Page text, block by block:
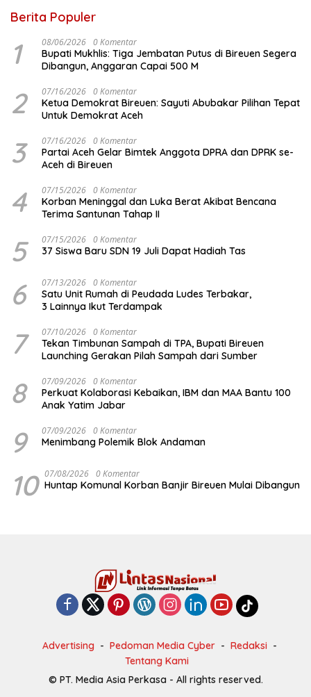
Berita Populer
1 08/06/2026 0 Komentar
Bupati Mukhlis: Tiga Jembatan Putus di Bireuen Segera
Dibangun, Anggaran Capai 500 M
2 07/16/2026 0 Komentar
Ketua Demokrat Bireuen: Sayuti Abubakar Pilihan Tepat
Untuk Demokrat Aceh
3 07/16/2026 0 Komentar
Partai Aceh Gelar Bimtek Anggota DPRA dan DPRK se-
Aceh di Bireuen
4 07/15/2026 0 Komentar
Korban Meninggal dan Luka Berat Akibat Bencana
Terima Santunan Tahap II
5 07/15/2026 0 Komentar
37 Siswa Baru SDN 19 Juli Dapat Hadiah Tas
6 07/13/2026 0 Komentar
Satu Unit Rumah di Peudada Ludes Terbakar,
3 Lainnya Ikut Terdampak
7 07/10/2026 0 Komentar
Tekan Timbunan Sampah di TPA, Bupati Bireuen
Launching Gerakan Pilah Sampah dari Sumber
8 07/09/2026 0 Komentar
Perkuat Kolaborasi Kebaikan, IBM dan MAA Bantu 100
Anak Yatim Jabar
9 07/09/2026 0 Komentar
Menimbang Polemik Blok Andaman
10 07/08/2026 0 Komentar
Huntap Komunal Korban Banjir Bireuen Mulai Dibangun
Advertising Pedoman Media Cyber
Redaksi
Tentang Kami
© PT. Media Asia Perkasa - All rights reserved.